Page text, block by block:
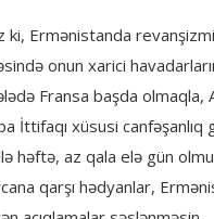
ki, Ermənistanda
onun xarici
Fransa başda olmaqla,
İttifaqı xüsusi
həftə, az qala elə gün
qarşı hədyanlar,